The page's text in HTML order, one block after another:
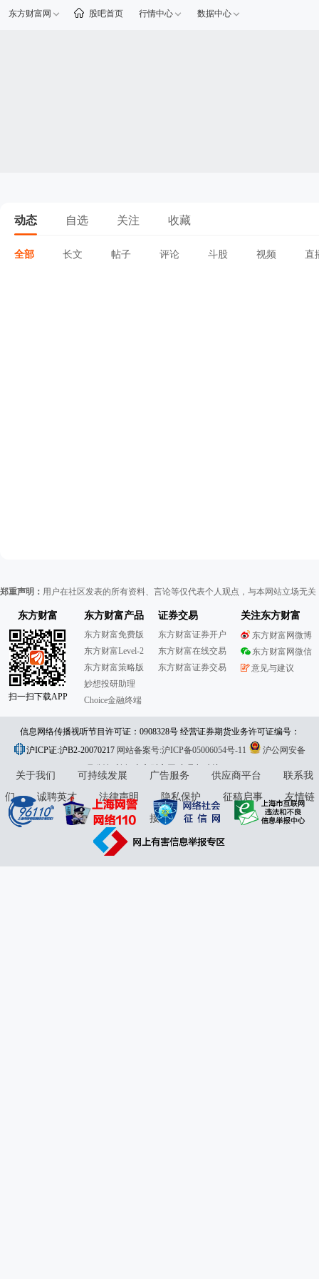
东方财富网 股吧首页 行情中心 数据中心
动态 自选 关注 收藏
全部 长文 帖子 评论 斗股 视频 直
郑重声明： 用户在社区发表的所有资料、言论等仅代表个人观点，与本网站立场无
东方财富
扫一扫下载APP
东方财富产品
东方财富免费版
东方财富Level-2
东方财富策略版
妙想投研助理
Choice金融终端
证券交易
东方财富证券开户
东方财富在线交易
东方财富证券交易
关注东方财富
东方财富网微博
东方财富网微信
意见与建议
信息网络传播视听节目许可证：0908328号 经营证券期货业务许可证编号：
913101046312860336 违法和不良信息举报:021-61278686 举报邮箱：
jubao@eastmoney.com
沪ICP证:沪B2-20070217 网站备案号:沪ICP备05006054号-11
沪公网安备
31010402000120号版权所有:东方财富网意见与建议:4000300059/952500
关于我们 可持续发展 广告服务 供应商平台
联系我
们
诚聘英才 法律声明 隐私保护 征稿启事
友情链
接